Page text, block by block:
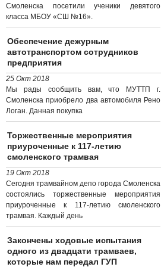
Смоленска посетили ученики девятого
класса МБОУ «СШ №16».
Обеспечение дежурным
автотранспортом сотрудников
предприятия
25 Окт 2018
Мы рады сообщить вам, что МУТТП г.
Смоленска приобрело два автомобиля Рено
Логан. Данная покупка
Торжественные мероприятия
приуроченные к 117-летию
смоленского трамвая
19 Окт 2018
Сегодня трамвайном депо города Смоленска
состоялись торжественные мероприятия
приуроченные к 117-летию смоленского
трамвая. Каждый день
Закончены ходовые испытания
одного из двадцати трамваев,
которые нам передал ГУП